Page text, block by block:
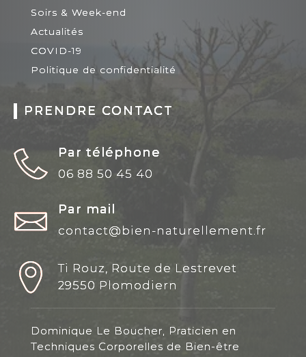
Soirs & Week-end
Actualités
COVID-19
Politique de confidentialité
PRENDRE CONTACT
Par téléphone
06 88 50 45 40
Par mail
contact@bien-naturellement.fr
Ti Rouz, Route de Lestrevet
29550 Plomodiern
Dominique Le Boucher, Praticien en
Techniques Corporelles de Bien-être